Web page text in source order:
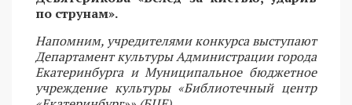
по струнам».
Напомним, учредителями конкурса выступают
Департамент культуры Администрации города
Екатеринбурга и Муниципальное бюджетное
учреждение культуры «Библиотечный центр